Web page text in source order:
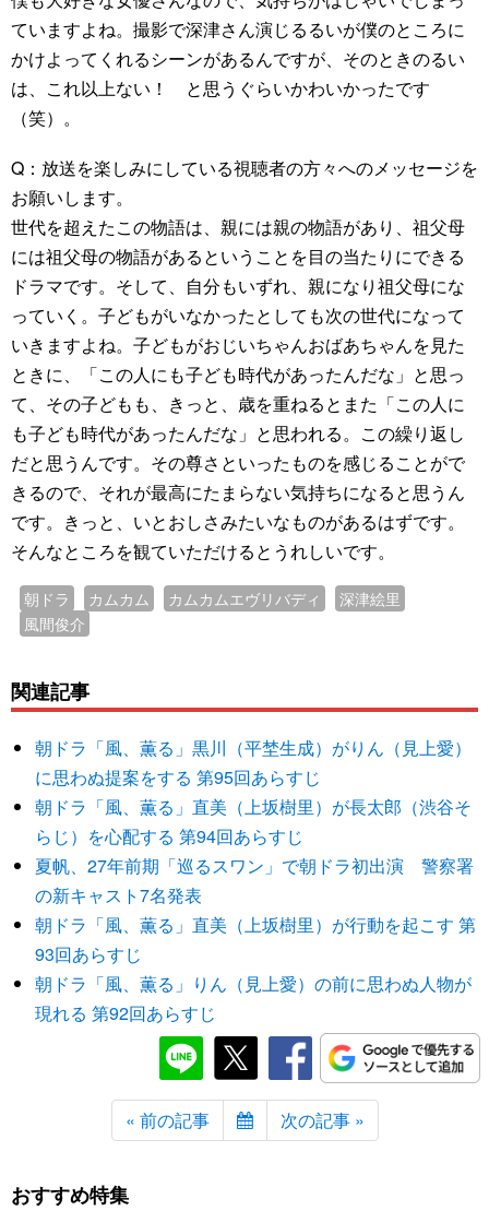
ていますよね。撮影で深津さん演じるるいが僕のところに
かけよってくれるシーンがあるんですが、そのときのるい
は、これ以上ない！ と思うぐらいかわいかったです
（笑）。
Q：放送を楽しみにしている視聴者の方々へのメッセージを
お願いします。
世代を超えたこの物語は、親には親の物語があり、祖父母
には祖父母の物語があるということを目の当たりにできる
ドラマです。そして、自分もいずれ、親になり祖父母にな
っていく。子どもがいなかったとしても次の世代になって
いきますよね。子どもがおじいちゃんおばあちゃんを見た
ときに、「この人にも子ども時代があったんだな」と思っ
て、その子どもも、きっと、歳を重ねるとまた「この人に
も子ども時代があったんだな」と思われる。この繰り返し
だと思うんです。その尊さといったものを感じることがで
きるので、それが最高にたまらない気持ちになると思うん
です。きっと、いとおしさみたいなものがあるはずです。
そんなところを観ていただけるとうれしいです。
朝ドラ カムカム カムカムエヴリバディ
深津絵里
風間俊介
関連記事
朝ドラ「風、薫る」黒川（平埜生成）がりん（見上愛）
に思わぬ提案をする 第95回あらすじ
朝ドラ「風、薫る」直美（上坂樹里）が長太郎（渋谷そ
らじ）を心配する 第94回あらすじ
夏帆、27年前期「巡るスワン」で朝ドラ初出演 警察署
の新キャスト7名発表
朝ドラ「風、薫る」直美（上坂樹里）が行動を起こす 第
93回あらすじ
朝ドラ「風、薫る」りん（見上愛）の前に思わぬ人物が
現れる 第92回あらすじ
« 前の記事 次の記事 »
おすすめ特集